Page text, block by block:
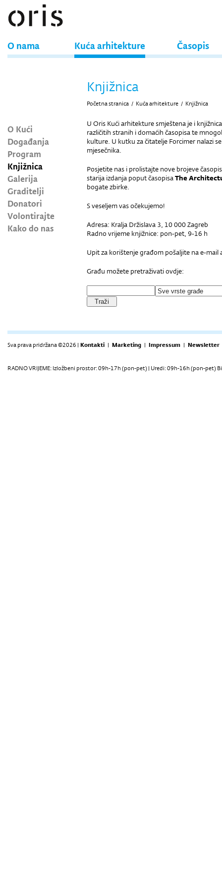
O nama Kuća arhitekture Časopis
O Kući
Događanja
Program
Knjižnica
Galerija
Graditelji
Donatori
Volontirajte
Kako do nas
Knjižnica
Početna stranica / Kuća arhitekture / Knjižnica
U Oris Kući arhitekture smještena je i
različitih stranih i domaćih časopisa te
kulture. U kutku za čitatelje Forcimer nalazi
mjesečnika.
Posjetite nas i prolistajte nove brojeve
starija izdanja poput časopisaThe
bogate zbirke.
S veseljem vas očekujemo!
Adresa: Kralja Držislava 3, 10 000 Zagreb
Radno vrijeme knjižnice: pon-pet, 9-16 h
Upit za korištenje građom pošaljite na e-
Građu možete pretraživati ovdje:
Sva prava pridržana ©2026 | Kontakti | Marketing | Impressum | Newsletter
RADNO VRIJEME: Izložbeni prostor: 09h-17h (pon-pet) | Uredi: 09h-16h (pon-pet)